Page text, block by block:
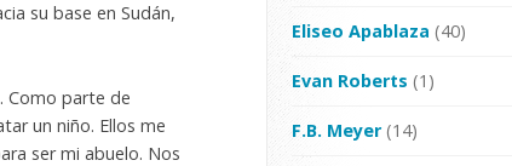
su base en Sudán,
Como parte de
un niño. Ellos me
ser mi abuelo. Nos
Eliseo Apablaza (40)
Evan Roberts (1)
F.B. Meyer(14)